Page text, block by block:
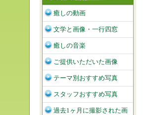
癒しの動画
文学と画像・一行四窓
癒しの音楽
ご提供いただいた画像
テーマ別おすすめ写真
スタッフおすすめ写真
過去1ヶ月に撮影された画